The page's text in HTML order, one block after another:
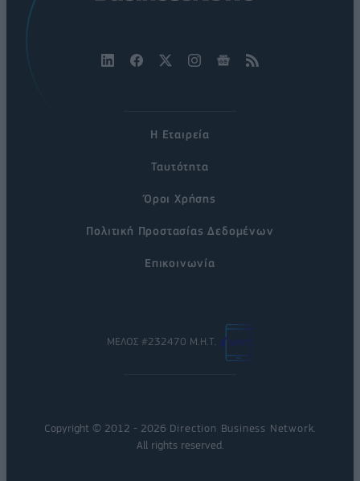
Η Εταιρεία
Ταυτότητα
Όροι Χρήσης
Πολιτική Προστασίας Δεδομένων
Επικοινωνία
ΜΕΛΟΣ #232470 Μ.Η.Τ.
Copyright © 2012 - 2026 Direction Business Network.
All rights reserved.